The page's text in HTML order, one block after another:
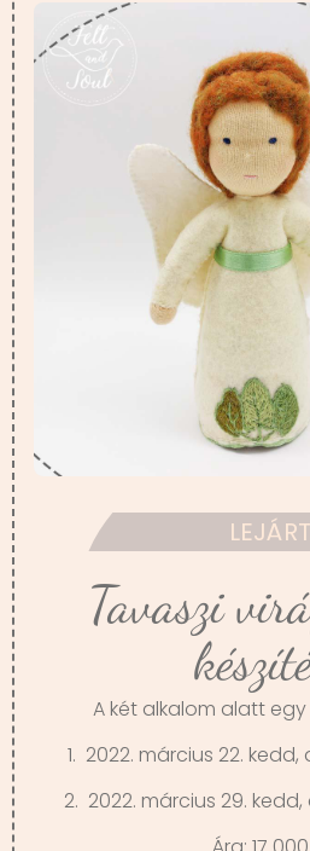
LEJÁRT
Tavaszi
A két alkalom alatt egy
1. 2022. március 22.
2. 2022. március 29.